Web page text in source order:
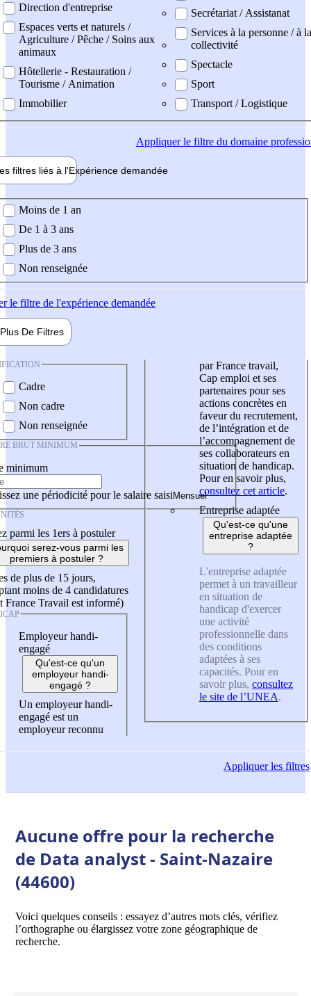
Direction d'entreprise
Espaces verts et naturels /
Agriculture / Pêche / Soins aux
animaux
Hôtellerie - Restauration /
Tourisme / Animation
Immobilier
Secrétariat / Assistanat
Services à la personne / à la
collectivité
Spectacle
Sport
Transport / Logistique
Appliquerle filtre du domaine
filtres liés à l'Expérience demandée
demandée
Moins de 1 an
De 1 à 3 ans
Plus de 3 ans
Non renseignée
le filtre de l'expérience demandée
Plus De Filtres
Cadre
Non cadre
Non renseignée
BRUT MINIMUM
minimum
une périodicité pour le salaire saisi
parmi les 1ers à postuler
serez-vous parmi les
premiers à postuler ?
de plus de 15 jours,
moins de 4 candidatures
France Travail est informé)
Employeur handi-
engagé
Qu'est-ce qu'un
employeur handi-
engagé ?
Un employeur handi-
engagé est un
employeur reconnu
par France travail,
Cap emploi et ses
partenaires pour ses
actions concrètes en
faveur du recrutement,
de l’intégration et de
l’accompagnement de
ses collaborateurs en
situation de handicap.
Pour en savoir plus,
consultez cet article.
Entreprise adaptée
Qu'est-ce qu'une
entreprise adaptée
?
L'entreprise adaptée
permet à un travailleur
en situation de
handicap d'exercer
une activité
professionnelle dans
des conditions
adaptées à ses
capacités. Pour en
savoir plus, consultez
le site de l’UNEA.
Appliquerles filtres
Aucune offre pour la recherche
de Data analyst - Saint-Nazaire
(44600)
Voici quelques conseils : essayez d’autres mots clés, vérifiez
l’orthographe ou élargissez votre zone géographique de
recherche.